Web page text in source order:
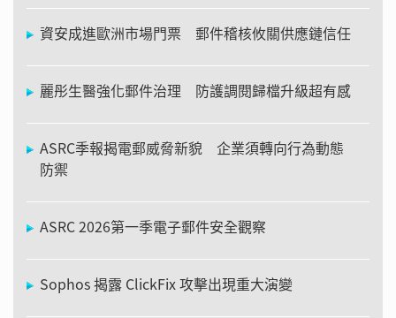
資安成進歐洲市場門票 郵件稽核攸關供應鏈信任
麗彤生醫強化郵件治理 防護調閱歸檔升級超有感
ASRC季報揭電郵威脅新貌 企業須轉向行為動態
防禦
ASRC 2026第一季電子郵件安全觀察
Sophos 揭露 ClickFix 攻擊出現重大演變